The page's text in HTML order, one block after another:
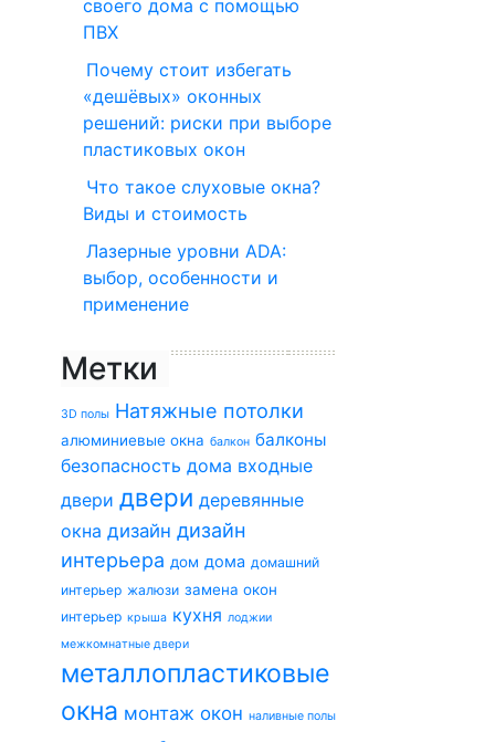
своего дома с помощью
ПВХ
Почему стоит избегать
«дешёвых» оконных
решений: риски при выборе
пластиковых окон
Что такое слуховые окна?
Виды и стоимость
Лазерные уровни ADA:
выбор, особенности и
применение
Метки
3D полы Натяжные потолки
алюминиевые окна балкон балконы
безопасность дома входные
двери двери деревянные
окна дизайн дизайн
интерьера дом дома домашний
интерьер жалюзи замена окон
интерьер крыша кухня лоджии
межкомнатные двери
металлопластиковые
окна монтаж окон наливные полы